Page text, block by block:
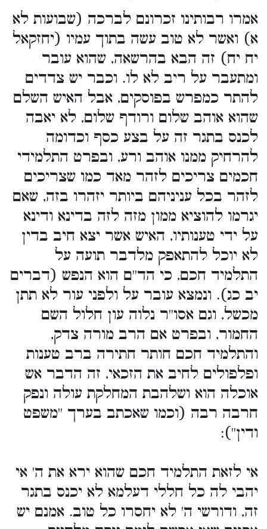
אמרו רבותינו זכרונם לברכה (שבועות לא
א) ואשר לא טוב עשה בתוך עמיו (יחזקאל
יח יח) זה הבא בהרשאה, שהוא עובר
ומתעבר על ריב לא לו. וכבר יש צדדים
להתר כמפרש בפוסקים, אבל האיש השלם
שהוא אוהב שלום ורודף שלום, לא יאבה
לכנס בתגר זה על בצע כסף וכדומה
להרחיק ממנו אוהב ורע, ובפרט התלמידי
חכמים צריכים לזהר מאד כמו שצריכים
לזהר בכל עניניהם ביותר יזהרו בזה, שאם
יגרמו להוציא ממון מזה לזה בדינא ודינא
על ידי טענותיו, האיש אשר יצא חיב בדין
לא יוכל להתאפק מלדבר תועה על
התלמיד חכם, כי הד''ם הוא הנפש (דברים
יב כג). ונמצא עובר על ולפני עור לא תתן
מכשל, וגם אסו''ר נלוה עון חלול השם
החמור, ובפרט אם הרב מורה צדק,
והתלמיד חכם חותר חתירה ברב טענות
ופלפולים לחיב את הזכאי, זה הדבר אש
אוכלה הוא ושלהבת המחלקת עולה ונפק
חרבה רבה (וכמו שאכתב בערך ''משפט
ודין''):
אי לזאת התלמיד חכם שהוא ירא את ה' אי
יהבי לה כל חללי דעלמא לא יכנס בתגר
זה, ודורשי ה' לא יחסרו כל טוב. אמנם יש